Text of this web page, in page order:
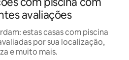
avaliações
estas casas com piscina
por sua localização,
e muito mais.